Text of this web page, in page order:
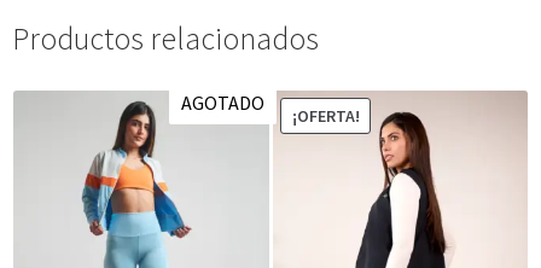
Productos relacionados
AGOTADO
¡OFERTA!